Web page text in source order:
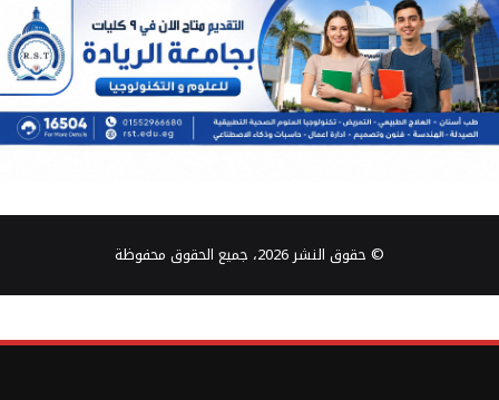
© حقوق النشر 2026، جميع الحقوق محفوظة